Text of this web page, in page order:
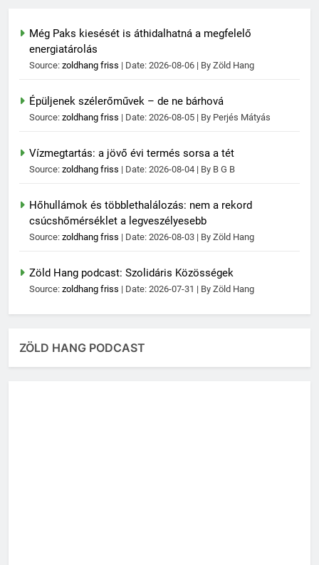
Még Paks kiesését is áthidalhatná a megfelelő
energiatárolás
Source: zoldhang friss Date: 2026-08-06 By Zöld Hang
Épüljenek szélerőművek – de ne bárhová
Source: zoldhang friss Date: 2026-08-05 By Perjés Mátyás
Vízmegtartás: a jövő évi termés sorsa a tét
Source: zoldhang friss Date: 2026-08-04 By B G B
Hőhullámok és többlethalálozás: nem a rekord
csúcshőmérséklet a legveszélyesebb
Source: zoldhang friss Date: 2026-08-03 By Zöld Hang
Zöld Hang podcast: Szolidáris Közösségek
Source: zoldhang friss Date: 2026-07-31 By Zöld Hang
ZÖLD HANG PODCAST